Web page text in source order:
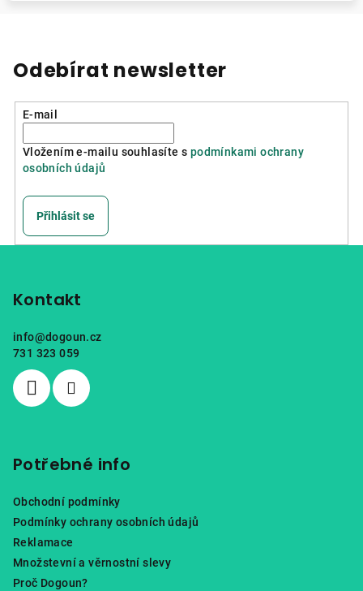
Odebírat newsletter
E-mail
Vložením e-mailu souhlasíte s podmínkami ochrany
osobních údajů
Přihlásit se
Kontakt
info@dogoun.cz
731 323 059
Potřebné info
Obchodní podmínky
Podmínky ochrany osobních údajů
Reklamace
Množstevní a věrnostní slevy
Proč Dogoun?